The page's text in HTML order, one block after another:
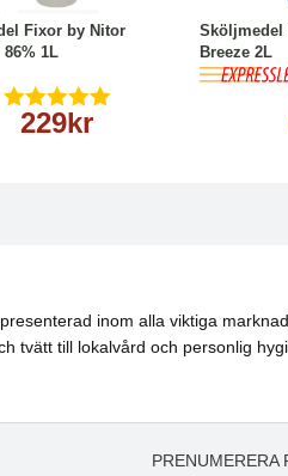
Fixor by Nitor
1L
229kr
Sköljmedel
Breeze 2L
inom alla viktiga
tvätt till lokalvård och personlig
PRENUMERERA